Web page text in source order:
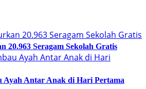
20.963 Seragam Sekolah Gratis
Ayah Antar Anak di Hari Pertama